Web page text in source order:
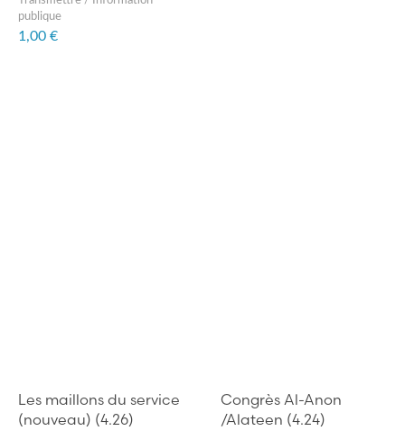
publique
1,00 €
Les maillons du service
(nouveau) (4.26)
Congrès Al-Anon
/Alateen (4.24)